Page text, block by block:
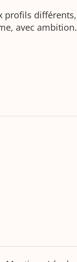
profils
avec ambition.